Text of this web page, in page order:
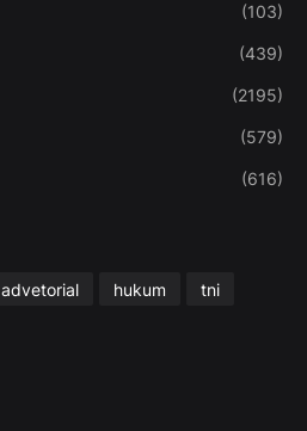
(103)
(439)
(2195)
(579)
(616)
advetorial hukum
tni